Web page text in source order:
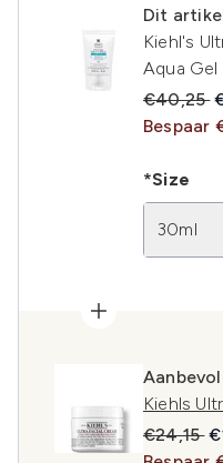
Dit
Kiehl's
Aqua Gel
€40,25
Bespaar
*Size
30ml
Kiehls
€24,15